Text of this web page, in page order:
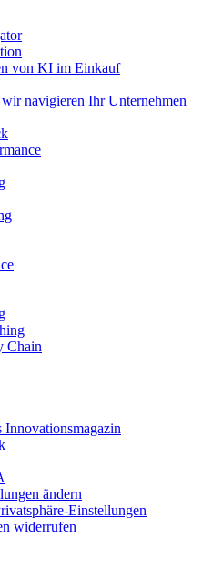
von KI im Einkauf
navigieren Ihr Unternehmen
Chain
ändern
Einstellungen
widerrufen